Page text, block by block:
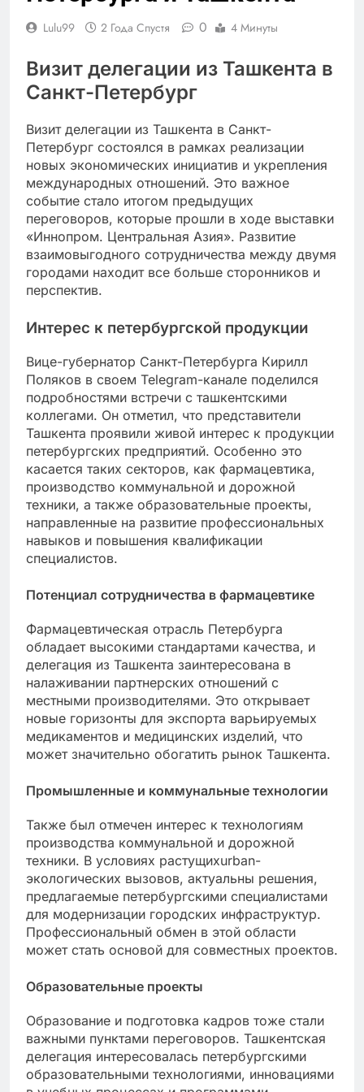
Lulu99 2 Года Спустя 0 4 Минуты
Визит делегации из Ташкента в
Санкт-Петербург
Визит делегации из Ташкента в Санкт-
Петербург состоялся в рамках реализации
новых экономических инициатив и укрепления
международных отношений. Это важное
событие стало итогом предыдущих
переговоров, которые прошли в ходе выставки
«Иннопром. Центральная Азия». Развитие
взаимовыгодного сотрудничества между двумя
городами находит все больше сторонников и
перспектив.
Интерес к петербургской продукции
Вице-губернатор Санкт-Петербурга Кирилл
Поляков в своем Telegram-канале поделился
подробностями встречи с ташкентскими
коллегами. Он отметил, что представители
Ташкента проявили живой интерес к продукции
петербургских предприятий. Особенно это
касается таких секторов, как фармацевтика,
производство коммунальной и дорожной
техники, а также образовательные проекты,
направленные на развитие профессиональных
навыков и повышения квалификации
специалистов.
Потенциал сотрудничества в фармацевтике
Фармацевтическая отрасль Петербурга
обладает высокими стандартами качества, и
делегация из Ташкента заинтересована в
налаживании партнерских отношений с
местными производителями. Это открывает
новые горизонты для экспорта варьируемых
медикаментов и медицинских изделий, что
может значительно обогатить рынок Ташкента.
Промышленные и коммунальные технологии
Также был отмечен интерес к технологиям
производства коммунальной и дорожной
техники. В условиях растущихurban-
экологических вызовов, актуальны решения,
предлагаемые петербургскими специалистами
для модернизации городских инфраструктур.
Профессиональный обмен в этой области
может стать основой для совместных проектов.
Образовательные проекты
Образование и подготовка кадров тоже стали
важными пунктами переговоров. Ташкентская
делегация интересовалась петербургскими
образовательными технологиями, инновациями